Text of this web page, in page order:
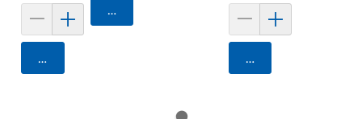
Agregar
Agregar
Agregar